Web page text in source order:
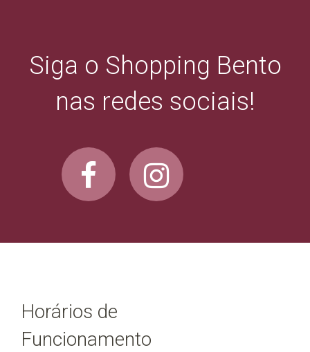
Siga o Shopping Bento
nas redes sociais!
Horários de
Funcionamento